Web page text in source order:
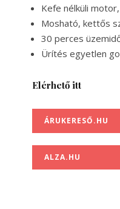
Kefe nélküli
Mosható, kettős
30 perces
Ürítés egyetlen
Elérhető itt
ÁRUKERESŐ.HU
ALZA.HU